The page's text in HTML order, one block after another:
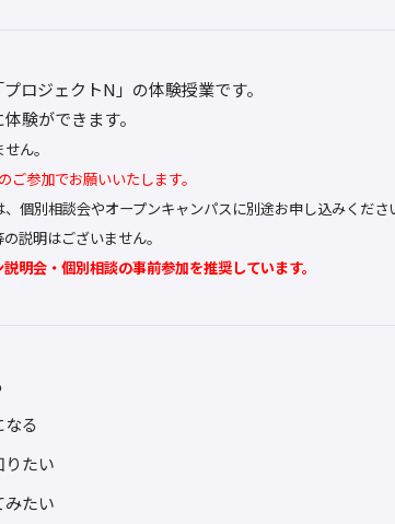
ロジェクトN」の体験授業です。
験ができます。
ん。
参加でお願いいたします。
個別相談会やオープンキャンパスに別途お申し込みくださ
説明はございません。
明会・個別相談の事前参加を推奨しています。
る
りたい
みたい